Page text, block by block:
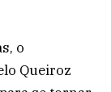
o
Queiroz